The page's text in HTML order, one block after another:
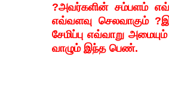
?அவர்களின் சம்பளம்
எவ்வளவு செலவாகும்
சேமிப்பு எவ்வாறு
வாழும் இந்த பெண்.